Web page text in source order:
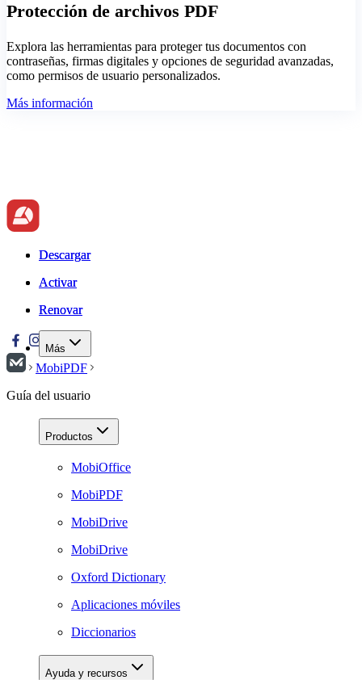
Protección de archivos PDF
Explora las herramientas para proteger tus documentos con
contraseñas, firmas digitales y opciones de seguridad avanzadas,
como permisos de usuario personalizados.
Más información
Descargar
Activar
Renovar
Más
Descargar
Activar
Renovar
MobiPDF
Guía del usuario
Productos
MobiOffice
MobiPDF
MobiDrive
MobiDrive
Oxford Dictionary
Aplicaciones móviles
Diccionarios
Ayuda y recursos